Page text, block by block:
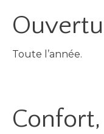
Toute l’année.